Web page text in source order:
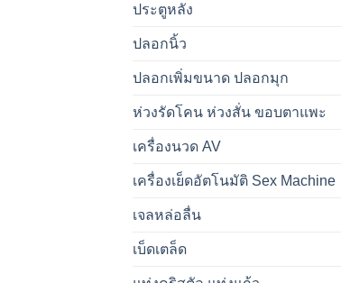
ประตูหลัง
ปลอกนิ้ว
ปลอกเพิ่มขนาด ปลอกมุก
ห่วงรัดโคน ห่วงสั่น ขอบตาแพะ
เครื่องนวด AV
เครื่องเย็ดอัตโนมัติ Sex Machine
เจลหล่อลื่น
เบ็ดเตล็ด